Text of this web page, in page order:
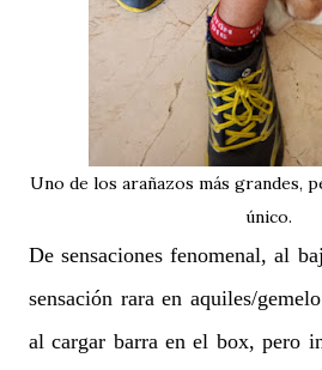
Uno de los arañazos más grandes,
único.
De sensaciones fenomenal, al
sensación rara en aquiles/
al cargar barra en el box, pero